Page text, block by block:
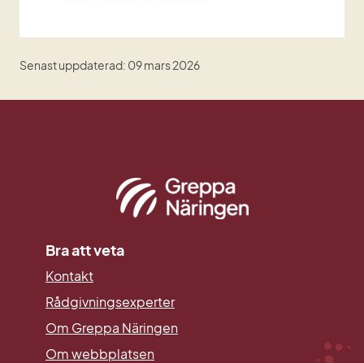
Senast uppdaterad: 09 mars 2026
Bra att veta
Kontakt
Rådgivningsexperter
Om Greppa Näringen
Om webbplatsen